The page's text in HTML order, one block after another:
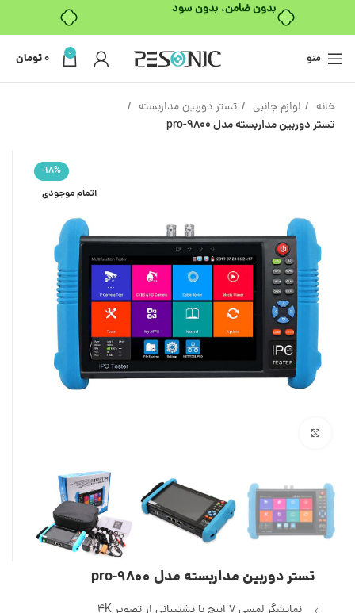
بدون ضامن، بدون سود
منو 0
0تومان
خانه لوازم جانبی تستر دوربین مداربسته
تستر دوربین مداربسته مدل 9800-pro
-18%
اتمام موجودی
تستر دوربین مداربسته مدل 9800-pro